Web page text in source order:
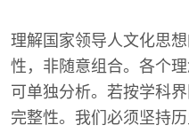
理解国家领导人文化思
性，非随意组合。各个
可单独分析。若按学科
完整性。我们必须坚持